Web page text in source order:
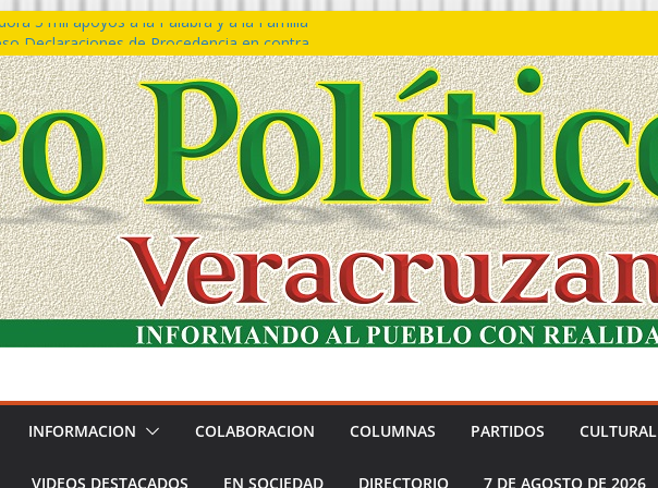
5 mil apoyos a la Palabra y a la Familia
Declaraciones de Procedencia en contra
𝙂𝙤𝙗𝙞𝙚𝙧𝙣𝙤 𝙙𝙚𝙡 𝙀𝙨𝙩𝙖𝙙𝙤 𝙖 𝙙𝙞𝙨𝙛𝙧𝙪𝙩𝙖𝙧
𝙙𝙚𝙡 𝙈𝙖𝙧 𝙚𝙣 𝘾𝙤𝙖𝙩𝙯𝙖𝙘𝙤𝙖𝙡𝙘𝙤𝙨
de policías con vocación de servicio y
SSP
Bravo rechaza acusaciones y asegura que
solicitud de desafuero
INFORMACION COLABORACION COLUMNAS PARTIDOS CULTURAL
VIDEOS DESTACADOS EN SOCIEDAD DIRECTORIO 7 DE AGOSTO DE 2026